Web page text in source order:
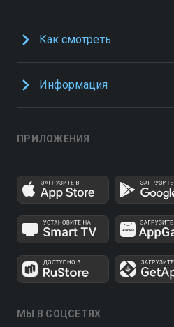
Как смотреть
Информация
ПРИЛОЖЕНИЯ
МЫ В СОЦСЕТЯХ